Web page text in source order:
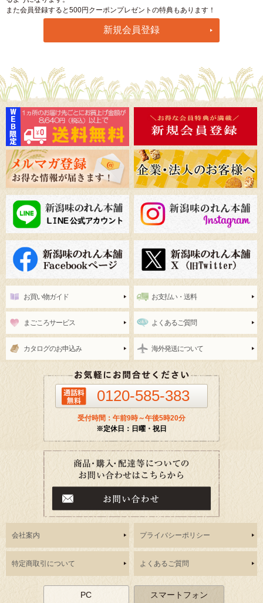
また会員登録すると500円クーポンプレゼントの特典もあります！
お買い物ガイド お支払い・送料
まごころサービス よくあるご質問
カタログのお申込み 海外発送について
0120-585-383
受付時間：午前9時～午後5時20分
※定休日：日曜・祝日
会社案内 プライバシーポリシー
特定商取引について よくあるご質問
PC スマートフォン